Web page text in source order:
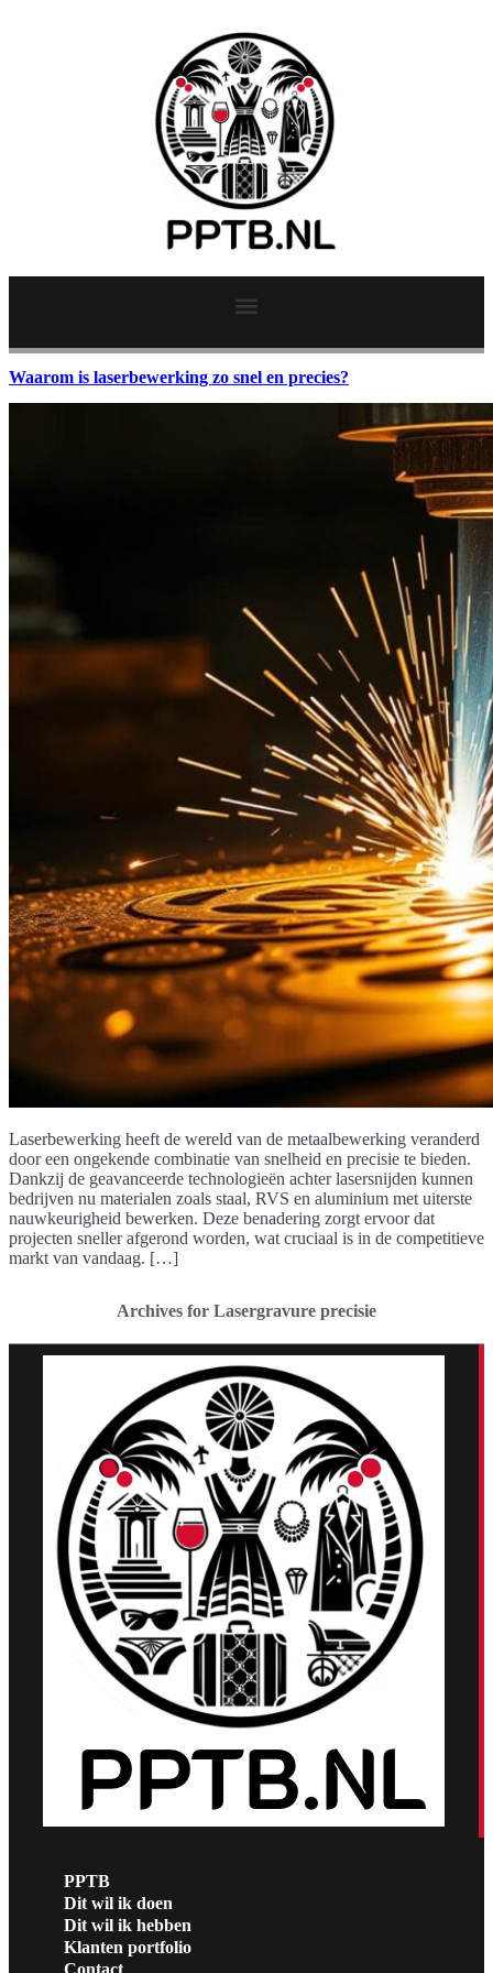
Waarom is laserbewerking zo snel en precies?
Laserbewerking heeft de wereld van de metaalbewerking veranderd
door een ongekende combinatie van snelheid en precisie te bieden.
Dankzij de geavanceerde technologieën achter lasersnijden kunnen
bedrijven nu materialen zoals staal, RVS en aluminium met uiterste
nauwkeurigheid bewerken. Deze benadering zorgt ervoor dat
projecten sneller afgerond worden, wat cruciaal is in de competitieve
markt van vandaag. […]
Archives for Lasergravure precisie
PPTB
Dit wil ik doen
Dit wil ik hebben
Klanten portfolio
Contact